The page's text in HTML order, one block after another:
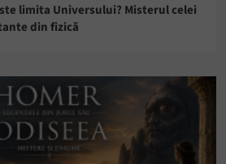
limita Universului? Misterul celei
din fizică